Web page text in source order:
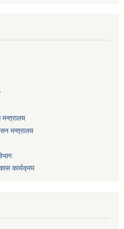
मन्त्रालय
मन्त्रालय
कार्यक्रम